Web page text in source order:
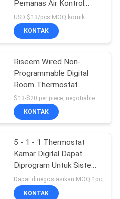
Pemanas Air Kontrol
Suhu Wired Room
Thermostat
USD $13/pcs MOQ:komik
KONTAK
Riseem Wired Non-
Programmable Digital
Room Thermostat
Temperature Controller
Pemanasan
$13-$20 per piece, negotiable MOQ:1 potong
KONTAK
5 - 1 - 1 Thermostat
Kamar Digital Dapat
Diprogram Untuk Sistem
Pendingin Udara
Dapat dinegosiasikan MOQ:1pc
KONTAK